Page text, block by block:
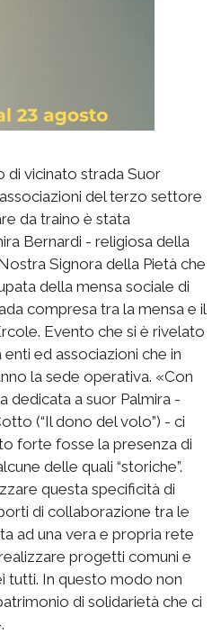
di vicinato strada Suor
del terzo settore
da traino è stata
Bernardi - religiosa della
Signora della Pietà che
della mensa sociale di
compresa tra la mensa e il
Evento che si è rivelato
ed associazioni che in
la sede operativa. «Con
dedicata a suor Palmira -
(“Il dono del volo”) - ci
forte fosse la presenza di
delle quali “storiche”.
questa specificità di
di collaborazione tra le
ad una vera e propria rete
progetti comuni e
tutti. In questo modo non
di solidarietà che ci